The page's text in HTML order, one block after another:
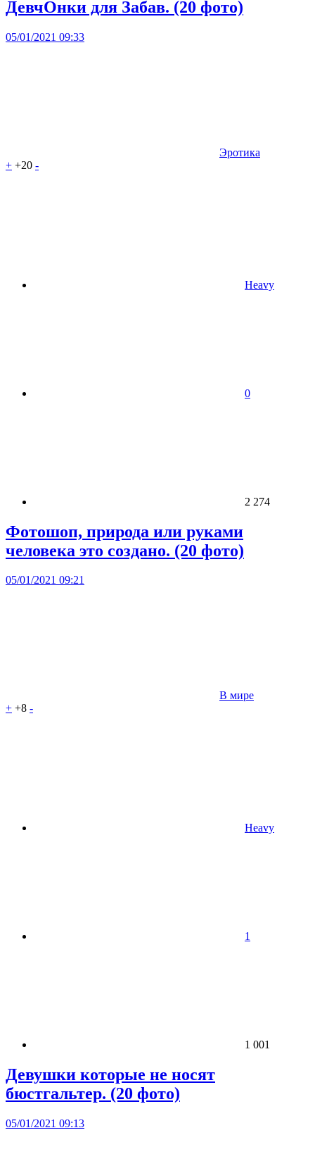
ДевчОнки для Забав. (20 фото)
05/01/2021 09:33
Эротика
+ +20 -
Heavy
0
2 274
Фотошоп, природа или руками
человека это создано. (20 фото)
05/01/2021 09:21
В мире
+ +8 -
Heavy
1
1 001
Девушки которые не носят
бюстгальтер. (20 фото)
05/01/2021 09:13